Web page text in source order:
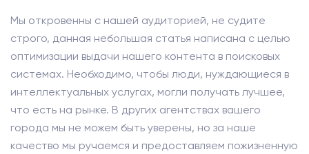
Мы откровенны с нашей аудиторией, не судите
строго, данная небольшая статья написана с целью
оптимизации выдачи нашего контента в поисковых
системах. Необходимо, чтобы люди, нуждающиеся в
интеллектуальных услугах, могли получать лучшее,
что есть на рынке. В других агентствах вашего
города мы не можем быть уверены, но за наше
качество мы ручаемся и предоставляем пожизненную